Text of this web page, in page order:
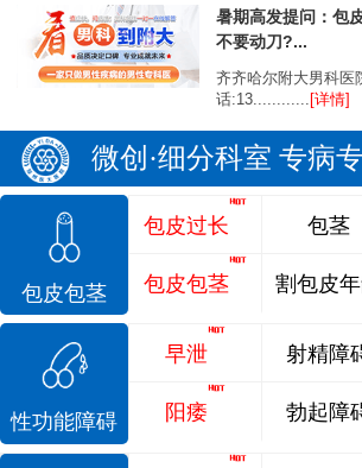
暑期高发提问：包
不要动刀?...
齐齐哈尔附大男科医
话:13............ [详情]
微创·细分科室 专病
包皮包茎
包皮过长
包皮包茎
包茎
割包皮
性功能障碍
早泄
阳痿
射精障
勃起障